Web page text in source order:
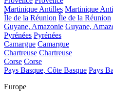
Martinique Antilles Martinique
Île de la Réunion Île de la Réunion
Guyane, Amazonie Guyane,
Pyrénées Pyrénées
Camargue Camargue
Chartreuse Chartreuse
Corse Corse
Pays Basque, Côte Basque Pays
Europe